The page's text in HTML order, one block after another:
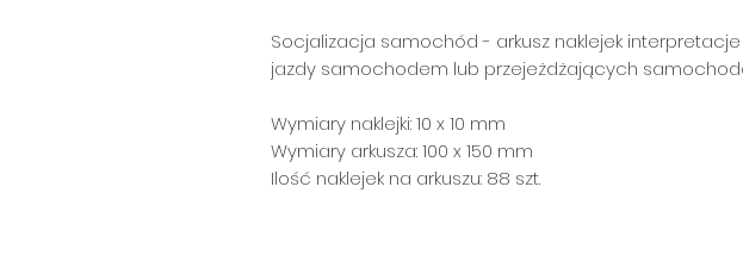
Socjalizacja samochód- arkusz naklejek
jazdy samochodem lub przejeżdżających
Wymiary naklejki: 10 x 10 mm
Wymiary arkusza: 100 x 150 mm
Ilość naklejek na arkuszu: 88 szt.